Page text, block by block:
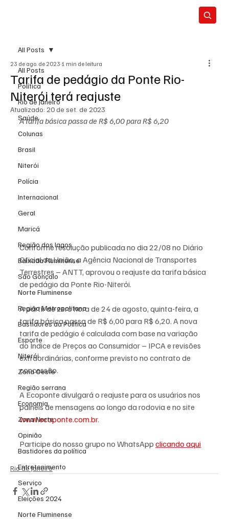
All Posts
Política
Rio de Janeiro
Saúde
Colunas
Brasil
Niterói
Polícia
Internacional
Geral
Maricá
Região dos lagos
Baixada Fluminense
São Gonçalo
Norte Fluminense
Região Metropolitana
Bastidores da Política
Esporte
Niterói
Zona Oeste
Região serrana
Economia
Zona Norte
Opinião
Bastidores da política
Entretenimento
Serviço
Eleições 2024
Norte Fluminense
All Posts
Tarifa de pedágio da Ponte Rio-
Niterói terá reajuste
23 de ago. de 2023 1 min de leitura
Atualizado: 20 de set. de 2023
A tarifa básica passa de R$ 6,00 para R$ 6,20
Conforme resolução publicada no dia 22/08 no Diário
Oficial da União, a Agência Nacional de Transportes
Terrestres – ANTT, aprovou o reajuste da tarifa básica
de pedágio da Ponte Rio-Niterói.
A partir de zero hora de 24 de agosto, quinta-feira, a
tarifa básica passa de R$ 6,00 para R$ 6,20. A nova
tarifa de pedágio é calculada com base na variação
do Índice de Preços ao Consumidor – IPCA e revisões
extraordinárias, conforme previsto no contrato de
concessão.
A Ecoponte divulgará o reajuste para os usuários nos
painéis de mensagens ao longo da rodovia e no site
www.ecoponte.com.br.
Participe do nosso grupo no WhatsApp clicando aqui
Rio de Janeiro